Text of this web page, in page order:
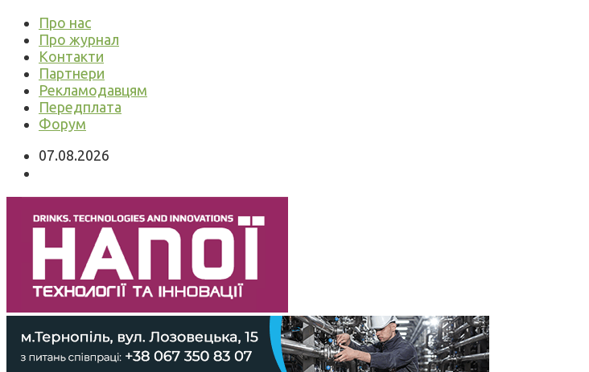
Про нас
Про журнал
Контакти
Партнери
Рекламодавцям
Передплата
Форум
07.08.2026